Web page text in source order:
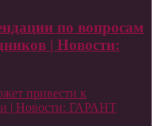
по вопросам
| Новости:
привести к
| Новости: ГАРАНТ